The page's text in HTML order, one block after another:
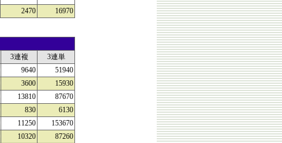
2470 16970
3連複
3連単
9640
51940
3600
15930
13810
87670
830
6130
11250
153670
10320
87260